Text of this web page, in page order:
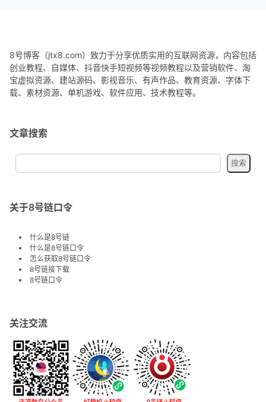
8号博客（jtx8.com）致力于分享优质实用的互联网资源，内容包括
创业教程、自媒体、抖音快手短视频等视频教程以及营销软件、淘
宝虚拟资源、建站源码、影视音乐、有声作品、教育资源、字体下
载、素材资源、单机游戏、软件应用、技术教程等。
文章搜索
关于8号链口令
什么是8号链
什么是8号链口令
怎么获取8号链口令
8号链接下载
8号链口令
关注交流